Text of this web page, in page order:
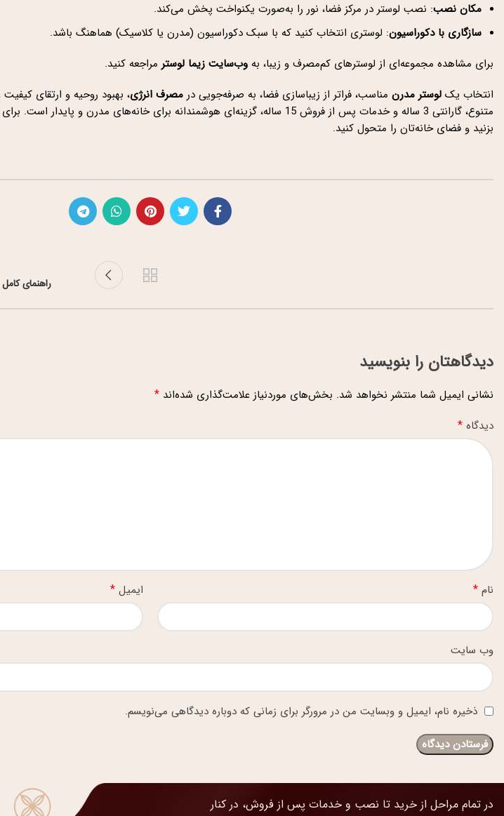
مکان نصب: نصب لوستر در مرکز فضا، نور را به‌صورت یکنواخت پخش می‌کند.
سازگاری با دکوراسیون: لوستری انتخاب کنید که با سبک دکوراسیون (مدرن یا کلاسیک) هماهنگ باشد.
برای مشاهده مجموعه‌ای از لوسترهای کم‌مصرف و زیبا، به وب‌سایت زیما لوستر مراجعه کنید.
انتخاب یک لوستر مدرن مناسب، فراتر از زیباسازی فضا، به صرفه‌جویی در مصرف انرژی، بهبود روحیه و ارتقای
متنوع، گارانتی 3 ساله و خدمات پس از فروش 15 ساله، گزینه‌ای هوشمندانه برای خانه‌های مدرن و پایدار است. برای خرید و مشاوره، همین حالا به
بزنید و فضای خانه‌تان را متحول کنید.
راهنمای
دیدگاهتان را بنویسید
نشانی ایمیل شما منتشر نخواهد شد. بخش‌های موردنیاز علامت‌گذاری شده‌اند *
دیدگاه *
نام * ایمیل *
وب‌ سایت
ذخیره نام، ایمیل و وبسایت من در مرورگر برای زمانی که دوباره دیدگاهی می‌نویسم.
در تمام مراحل از خرید تا نصب و خدمات پس از فروش، در کنار